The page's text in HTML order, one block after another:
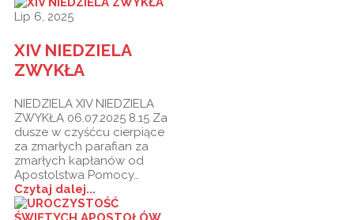
Lip 6, 2025
XIV NIEDZIELA
ZWYKŁA
NIEDZIELA XIV NIEDZIELA
ZWYKŁA 06.07.2025 8.15 Za
dusze w czyśćcu cierpiące
za zmarłych parafian za
zmarłych kapłanów od
Apostolstwa Pomocy…
Czytaj dalej...